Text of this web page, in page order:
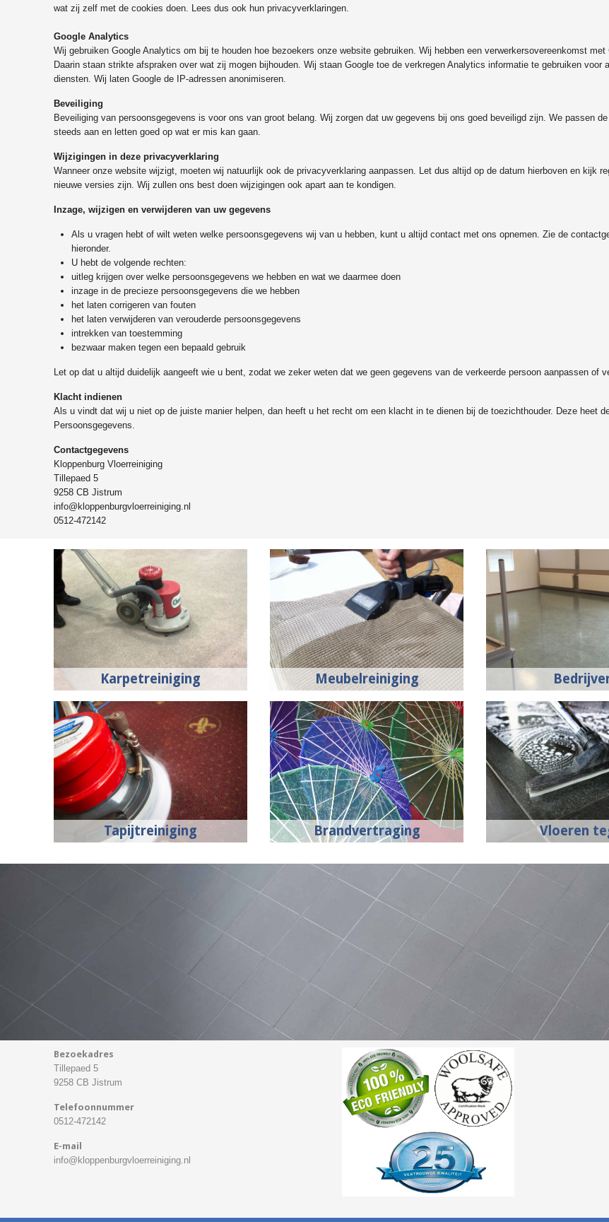
wat zij zelf met de cookies doen. Lees dus ook hun privacyverklaringen.
Google Analytics
Wij gebruiken Google Analytics om bij te houden hoe bezoekers onze website gebruiken. Wij hebben een verwerkersovereenkomst met
Daarin staan strikte afspraken over wat zij mogen bijhouden. Wij staan Google toe de verkregen Analytics informatie te gebruiken voor
diensten. Wij laten Google de IP-adressen anonimiseren.
Beveiliging
Beveiliging van persoonsgegevens is voor ons van groot belang. Wij zorgen dat uw gegevens bij ons goed beveiligd zijn. We passen
steeds aan en letten goed op wat er mis kan gaan.
Wijzigingen in deze privacyverklaring
Wanneer onze website wijzigt, moeten wij natuurlijk ook de privacyverklaring aanpassen. Let dus altijd op de datum hierboven en kijk
nieuwe versies zijn. Wij zullen ons best doen wijzigingen ook apart aan te kondigen.
Inzage, wijzigen en verwijderen van uw gegevens
Als u vragen hebt of wilt weten welke persoonsgegevens wij van u hebben, kunt u altijd contact met ons opnemen. Zie de
hieronder.
U hebt de volgende rechten:
uitleg krijgen over welke persoonsgegevens we hebben en wat we daarmee doen
inzage in de precieze persoonsgegevens die we hebben
het laten corrigeren van fouten
het laten verwijderen van verouderde persoonsgegevens
intrekken van toestemming
bezwaar maken tegen een bepaald gebruik
Let op dat u altijd duidelijk aangeeft wie u bent, zodat we zeker weten dat we geen gegevens van de verkeerde persoon aanpassen of
Klacht indienen
Als u vindt dat wij u niet op de juiste manier helpen, dan heeft u het recht om een klacht in te dienen bij de toezichthouder. Deze heet
Persoonsgegevens.
Contactgegevens
Kloppenburg Vloerreiniging
Tillepaed 5
9258 CB Jistrum
info@kloppenburgvloerreiniging.nl
0512-472142
Karpetreiniging Meubelreiniging
Tapijtreiniging Brandvertraging Vloeren
Bezoekadres
Tillepaed 5
9258 CB Jistrum
Telefoonnummer
0512-472142
E-mail
info@kloppenburgvloerreiniging.nl